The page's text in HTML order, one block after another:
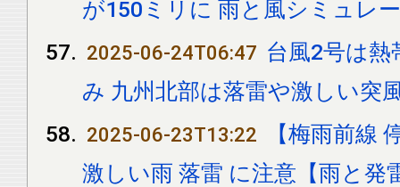
が150ミリに 雨と風シミュレ
2025-06-24T06:47 台風2号は熱
み 九州北部は落雷や激しい突
2025-06-23T13:22
【梅雨前線
激しい雨 落雷 に注意【雨と発